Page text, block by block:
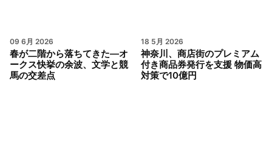
09 6月 2026
春が二階から落ちてきた—オ
ークス快挙の余波、文学と競
馬の交差点
18 5月 2026
神奈川、商店街のプレミアム
付き商品券発行を支援 物価高
対策で10億円